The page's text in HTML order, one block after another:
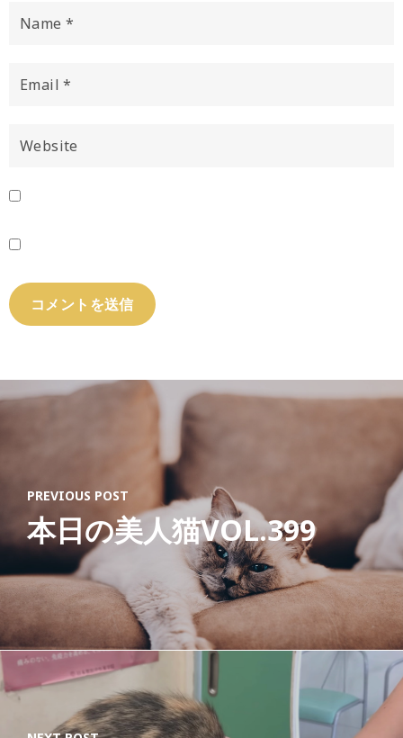
PREVIOUS POST
本日の美人猫VOL.399